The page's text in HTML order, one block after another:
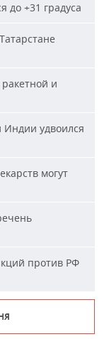
до +31 градуса
и
Индии удвоился
могут
против РФ